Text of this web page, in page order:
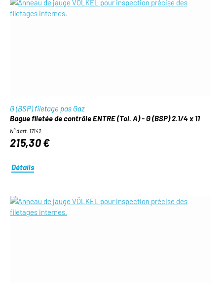
G (BSP) filetage pas Gaz
Bague filetée de contrôle ENTRE (Tol. A) - G (BSP) 2.1/4 x 11
N° d'art. 17142
215,30 €
Détails